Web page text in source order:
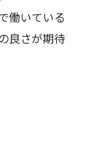
働いている
良さが期待